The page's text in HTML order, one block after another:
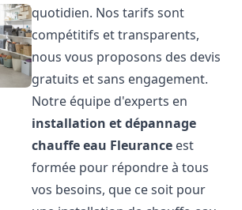
quotidien. Nos tarifs sont
compétitifs et transparents,
nous vous proposons des devis
gratuits et sans engagement.
Notre équipe d'experts en
installation et dépannage
chauffe eau Fleurance est
formée pour répondre à tous
vos besoins, que ce soit pour